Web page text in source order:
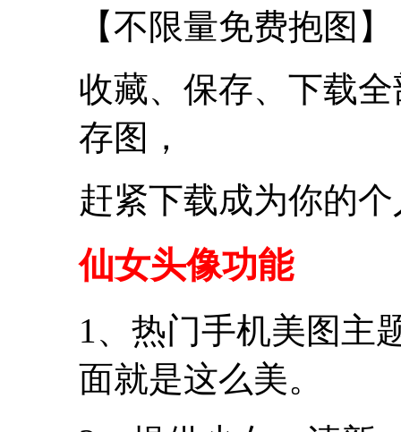
【不限量免费抱图】
收藏、保存、下载
存图，
赶紧下载成为你的
仙女头像功能
1、热门手机美图主
面就是这么美。